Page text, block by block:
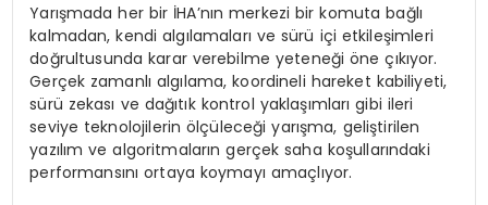
Yarışmada her bir İHA’nın merkezi bir komuta bağlı
kalmadan, kendi algılamaları ve sürü içi etkileşimleri
doğrultusunda karar verebilme yeteneği öne çıkıyor.
Gerçek zamanlı algılama, koordineli hareket kabiliyeti,
sürü zekası ve dağıtık kontrol yaklaşımları gibi ileri
seviye teknolojilerin ölçüleceği yarışma, geliştirilen
yazılım ve algoritmaların gerçek saha koşullarındaki
performansını ortaya koymayı amaçlıyor.